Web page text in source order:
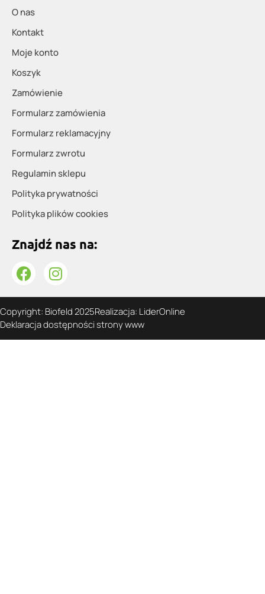
O nas
Kontakt
Moje konto
Koszyk
Zamówienie
Formularz zamówienia
Formularz reklamacyjny
Formularz zwrotu
Regulamin sklepu
Polityka prywatności
Polityka plików cookies
Znajdź nas na:
F
a
c
e
b
o
I
n
s
t
a
g
Copyright: Biofeld 2025Realizacja: LiderOnline
Deklaracja dostępności strony www